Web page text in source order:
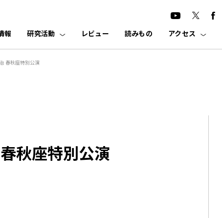
報
研究活動 レビュー 読みもの アクセス
春秋座特別公演
秋座特別公演